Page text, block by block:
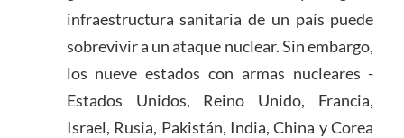
infraestructura sanitaria de un país puede
sobrevivir a un ataque nuclear. Sin embargo,
los nueve estados con armas nucleares -
Estados Unidos, Reino Unido, Francia,
Israel, Rusia, Pakistán, India, China y Corea